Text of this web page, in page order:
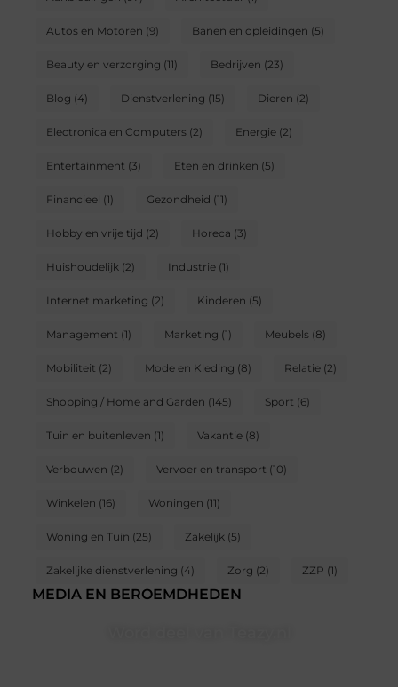
Autos en Motoren (9) Banen en opleidingen (5)
Beauty en verzorging (11) Bedrijven (23)
Blog (4) Dienstverlening (15) Dieren (2)
Electronica en Computers(2) Energie(2)
Entertainment (3) Eten en drinken (5)
Financieel (1) Gezondheid (11)
Hobby en vrije tijd (2) Horeca (3)
Huishoudelijk (2) Industrie(1)
Internet marketing (2) Kinderen (5)
Management (1) Marketing (1) Meubels(8)
Mobiliteit (2) Mode en Kleding (8) Relatie(2)
Shopping / Home and Garden (145) Sport (6)
Tuin en buitenleven (1) Vakantie(8)
Verbouwen (2) Vervoer en transport (10)
Winkelen (16) Woningen (11)
Woning en Tuin (25) Zakelijk (5)
Zakelijke dienstverlening (4) Zorg (2) ZZP (1)
MEDIA EN BEROEMDHEDEN